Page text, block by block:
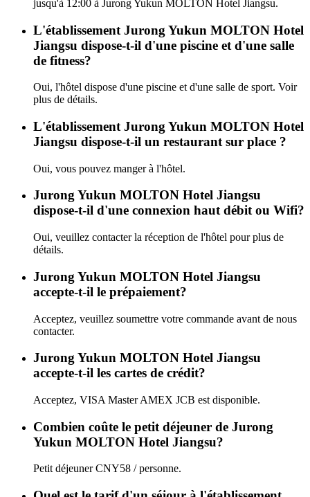
jusqu'à 12:00 à Jurong Yukun MOLTON Hotel Jiangsu.
L'établissement Jurong Yukun MOLTON Hotel
Jiangsu dispose-t-il d'une piscine et d'une salle
de fitness?
Oui, l'hôtel dispose d'une piscine et d'une salle de sport. Voir
plus de détails.
L'établissement Jurong Yukun MOLTON Hotel
Jiangsu dispose-t-il un restaurant sur place ?
Oui, vous pouvez manger à l'hôtel.
Jurong Yukun MOLTON Hotel Jiangsu
dispose-t-il d'une connexion haut débit ou Wifi?
Oui, veuillez contacter la réception de l'hôtel pour plus de
détails.
Jurong Yukun MOLTON Hotel Jiangsu
accepte-t-il le prépaiement?
Acceptez, veuillez soumettre votre commande avant de nous
contacter.
Jurong Yukun MOLTON Hotel Jiangsu
accepte-t-il les cartes de crédit?
Acceptez, VISA Master AMEX JCB est disponible.
Combien coûte le petit déjeuner de Jurong
Yukun MOLTON Hotel Jiangsu?
Petit déjeuner CNY58 / personne.